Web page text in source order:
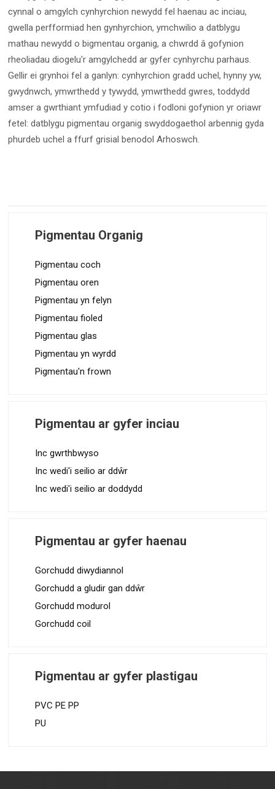
cynnal o amgylch cynhyrchion newydd fel haenau ac inciau,
gwella perfformiad hen gynhyrchion, ymchwilio a datblygu
mathau newydd o bigmentau organig, a chwrdd â gofynion
rheoliadau diogelu'r amgylchedd ar gyfer cynhyrchu parhaus.
Gellir ei grynhoi fel a ganlyn: cynhyrchion gradd uchel, hynny yw,
gwydnwch, ymwrthedd y tywydd, ymwrthedd gwres, toddydd
amser a gwrthiant ymfudiad y cotio i fodloni gofynion yr oriawr
fetel: datblygu pigmentau organig swyddogaethol arbennig gyda
phurdeb uchel a ffurf grisial benodol Arhoswch.
Pigmentau Organig
Pigmentau coch
Pigmentau oren
Pigmentau yn felyn
Pigmentau fioled
Pigmentau glas
Pigmentau yn wyrdd
Pigmentau'n frown
Pigmentau ar gyfer inciau
Inc gwrthbwyso
Inc wedi'i seilio ar ddŵr
Inc wedi'i seilio ar doddydd
Pigmentau ar gyfer haenau
Gorchudd diwydiannol
Gorchudd a gludir gan ddŵr
Gorchudd modurol
Gorchudd coil
Pigmentau ar gyfer plastigau
PVC PE PP
PU